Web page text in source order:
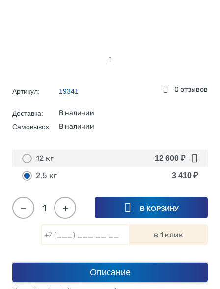
0 отзывов
Артикул: 19341
Доставка: В наличии
Самовывоз: В наличии
12 кг 12 600 ₽
2,5 кг 3 410 ₽
+
− В КОРЗИНУ
в 1 клик
Описание